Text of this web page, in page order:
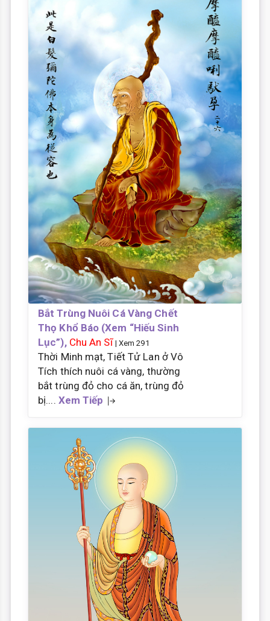
Bắt Trùng Nuôi Cá Vàng Chết
Thọ Khổ Báo (Xem “Hiếu Sinh
Lục”), Chu An Sĩ | Xem 291
Thời Minh mạt, Tiết Tử Lan ở Vô
Tích thích nuôi cá vàng, thường
bắt trùng đỏ cho cá ăn, trùng đỏ
bị.... Xem Tiếp